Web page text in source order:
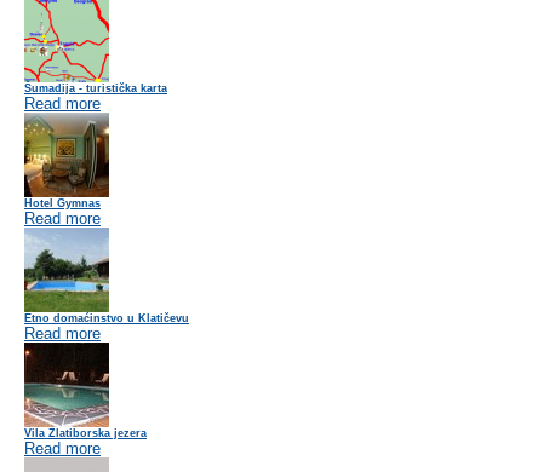
Šumadija - turistička karta
Read more
Hotel Gymnas
Read more
Etno domaćinstvo u Klatičevu
Read more
Vila Zlatiborska jezera
Read more